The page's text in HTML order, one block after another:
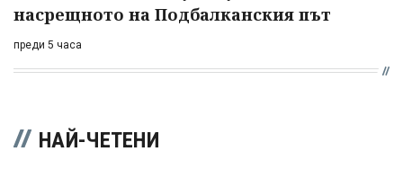
насрещното на Подбалканския път
преди 5 часа
НАЙ-ЧЕТЕНИ